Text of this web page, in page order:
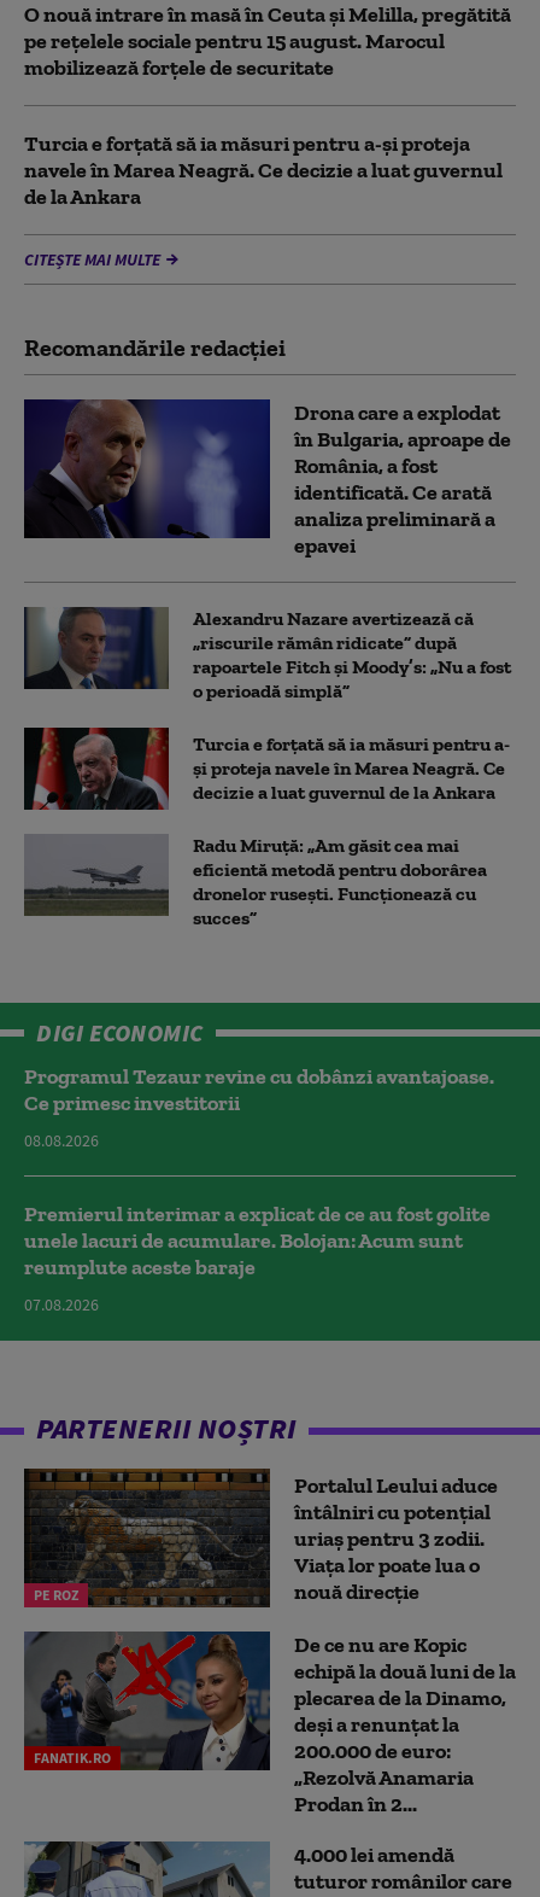
O nouă intrare în masă în Ceuta și Melilla, pregătită
pe rețelele sociale pentru 15 august. Marocul
mobilizează forțele de securitate
Turcia e forțată să ia măsuri pentru a-și proteja
navele în Marea Neagră. Ce decizie a luat guvernul
de la Ankara
CITEȘTE MAI MULTE
Recomandările redacţiei
Drona care a explodat
în Bulgaria, aproape de
România, a fost
identificată. Ce arată
analiza preliminară a
epavei
Alexandru Nazare avertizează că
„riscurile rămân ridicate” după
rapoartele Fitch și Moody’s: „Nu a fost
o perioadă simplă”
Turcia e forțată să ia măsuri pentru a-
și proteja navele în Marea Neagră. Ce
decizie a luat guvernul de la Ankara
Radu Miruță: „Am găsit cea mai
eficientă metodă pentru doborârea
dronelor rusești. Funcționează cu
succes”
DIGI ECONOMIC
Programul Tezaur revine cu dobânzi avantajoase.
Ce primesc investitorii
08.08.2026
Premierul interimar a explicat de ce au fost golite
unele lacuri de acumulare. Bolojan: Acum sunt
reumplute aceste baraje
07.08.2026
PARTENERII NOȘTRI
PE ROZ
Portalul Leului aduce
întâlniri cu potențial
uriaș pentru 3 zodii.
Viața lor poate lua o
nouă direcție
FANATIK.RO
De ce nu are Kopic
echipă la două luni de la
plecarea de la Dinamo,
deși a renunțat la
200.000 de euro:
„Rezolvă Anamaria
Prodan în 2...
4.000 lei amendă
tuturor românilor care